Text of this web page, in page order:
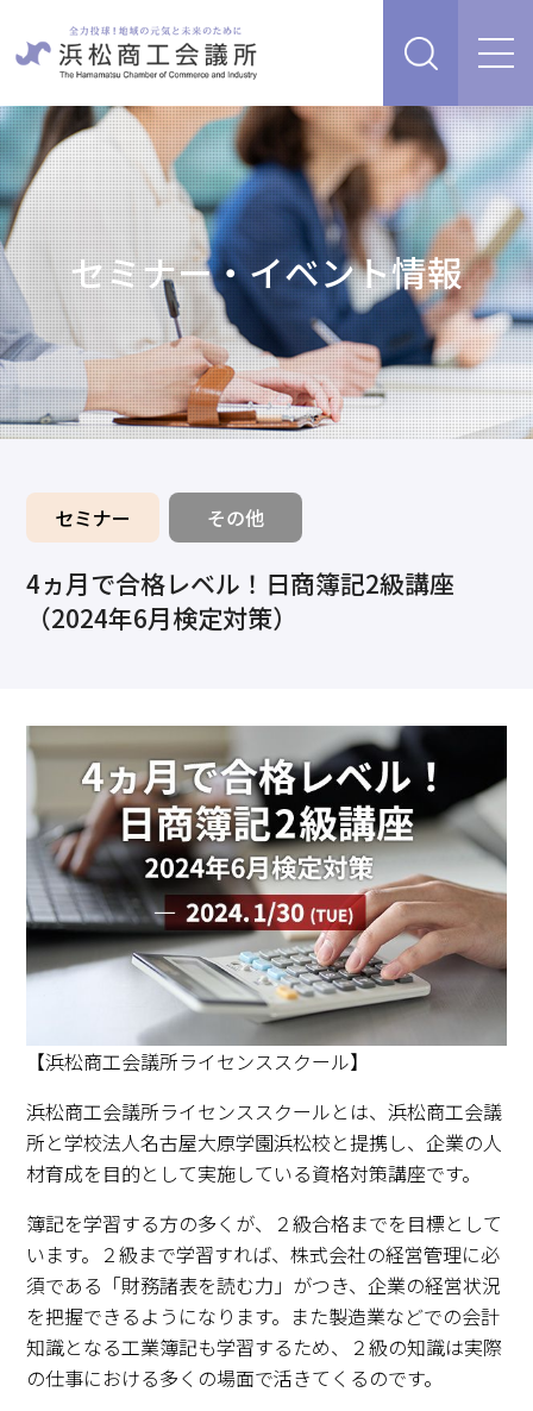
販路を開拓したい、新商品・サービス・技術を開発し
たい
人脈・ネットワークを広げたい
経営について相談したい（経営安定、専門家相談な
ど）
創業、事業承継について相談したい
資金を調達したい
補助金を活用したい
情報収集したい、自社PRをしたい
求職・採用・人材育成をしたい、セミナーで学びたい
原産地証明など証明を取得したい
その他経営相談
経営支援・サービス
検定試験
セミナー・イベント情報
浜松商工会議所について
入会案内
採用情報 相談予約 お問合せ
セミナー・イベント情報
セミナー その他
4ヵ月で合格レベル！日商簿記2級講座
（2024年6月検定対策）
【浜松商工会議所ライセンススクール】
浜松商工会議所ライセンススクールとは、浜松商工会議
所と学校法人名古屋大原学園浜松校と提携し、企業の人
材育成を目的として実施している資格対策講座です。
簿記を学習する方の多くが、２級合格までを目標として
います。２級まで学習すれば、株式会社の経営管理に必
須である「財務諸表を読む力」がつき、企業の経営状況
を把握できるようになります。また製造業などでの会計
知識となる工業簿記も学習するため、２級の知識は実際
の仕事における多くの場面で活きてくるのです。